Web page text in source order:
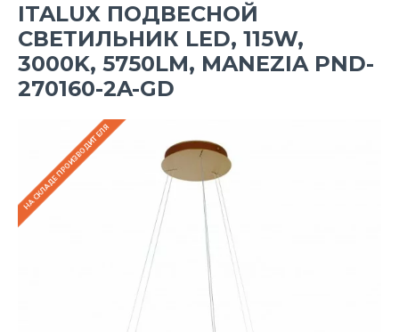
ITALUX ПОДВЕСНОЙ
СВЕТИЛЬНИК LED, 115W,
3000K, 5750LM, MANEZIA PND-
270160-2A-GD
НА СКЛАДЕ ПРОИЗВОДИТЕЛЯ